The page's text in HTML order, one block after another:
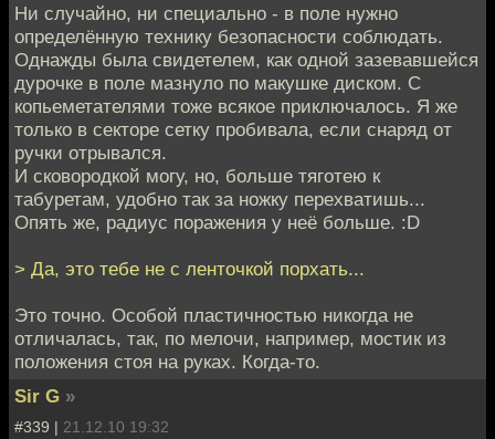
Ни случайно, ни специально - в поле нужно
определённую технику безопасности соблюдать.
Однажды была свидетелем, как одной зазевавшейся
дурочке в поле мазнуло по макушке диском. С
копьеметателями тоже всякое приключалось. Я же
только в секторе сетку пробивала, если снаряд от
ручки отрывался.
И сковородкой могу, но, больше тяготею к
табуретам, удобно так за ножку перехватишь...
Опять же, радиус поражения у неё больше. :D
> Да, это тебе не с ленточкой порхать...
Это точно. Особой пластичностью никогда не
отличалась, так, по мелочи, например, мостик из
положения стоя на руках. Когда-то.
Sir G »
#339 | 21.12.10 19:32